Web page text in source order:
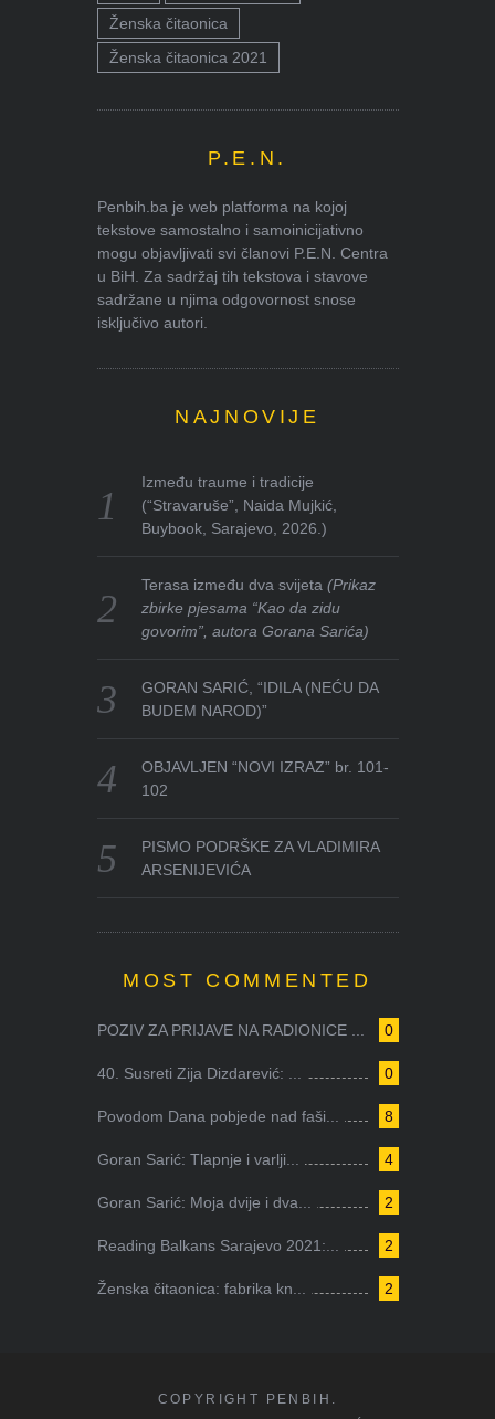
Ženska čitaonica
Ženska čitaonica 2021
P.E.N.
Penbih.ba je web platforma na kojoj
tekstove samostalno i samoinicijativno
mogu objavljivati svi članovi P.E.N. Centra
u BiH. Za sadržaj tih tekstova i stavove
sadržane u njima odgovornost snose
isključivo autori.
NAJNOVIJE
Između traume i tradicije
(“Stravaruše”, Naida Mujkić,
Buybook, Sarajevo, 2026.)
Terasa između dva svijeta(Prikaz
zbirke pjesama “Kao da zidu
govorim”, autora Gorana Sarića)
GORAN SARIĆ, “IDILA (NEĆU DA
BUDEM NAROD)”
OBJAVLJEN “NOVI IZRAZ” br. 101-
102
PISMO PODRŠKE ZA VLADIMIRA
ARSENIJEVIĆA
MOST COMMENTED
0
POZIV ZA PRIJAVE NA RADIONICE ...
0
40. Susreti Zija Dizdarević: ...
8
Povodom Dana pobjede nad faši...
4
Goran Sarić: Tlapnje i varlji...
2
Goran Sarić: Moja dvije i dva...
2
Reading Balkans Sarajevo 2021:...
2
Ženska čitaonica: fabrika kn...
COPYRIGHT PENBIH.